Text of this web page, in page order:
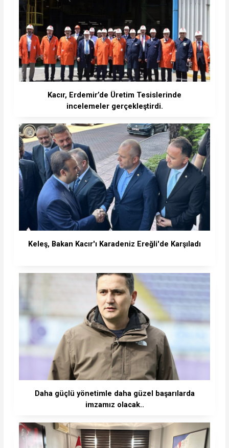
Kacır, Erdemir’de Üretim Tesislerinde
incelemeler gerçekleştirdi.
Keleş, Bakan Kacır'ı Karadeniz Ereğli'de Karşıladı
Daha güçlü yönetimle daha güzel başarılarda
imzamız olacak..